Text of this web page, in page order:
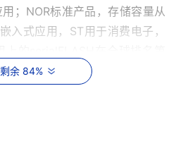
；NOR标准产品，存储容量从
入式应用，ST用于消费电子，
闪存，这是ST在NOR闪存领
前，越来越多的消费和通信应
余 84%